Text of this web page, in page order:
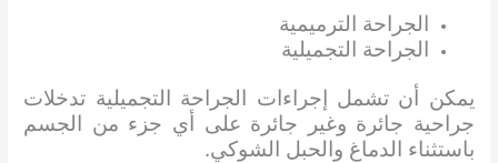
الجراحة الترميمية
الجراحة التجميلية
يمكن أن تشمل إجراءات الجراحة التجميلية تدخلات
جراحية جائرة وغير جائرة على أي جزء من الجسم
باستثناء الدماغ والحبل الشوكي.